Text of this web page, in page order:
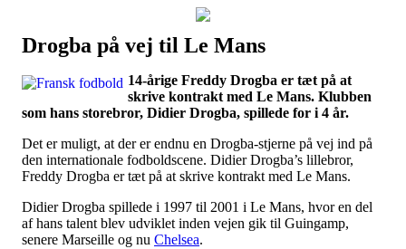
Наши партнеры
лучшие займы
Drogba på vej til Le Mans
14-årige Freddy Drogba er tæt på at
skrive kontrakt med Le Mans. Klubben
som hans storebror, Didier Drogba, spillede for i 4 år.
Det er muligt, at der er endnu en Drogba-stjerne på vej ind på
den internationale fodboldscene. Didier Drogba’s lillebror,
Freddy Drogba er tæt på at skrive kontrakt med Le Mans.
Didier Drogba spillede i 1997 til 2001 i Le Mans, hvor en del
af hans talent blev udviklet inden vejen gik til Guingamp,
senere Marseille og nu Chelsea.